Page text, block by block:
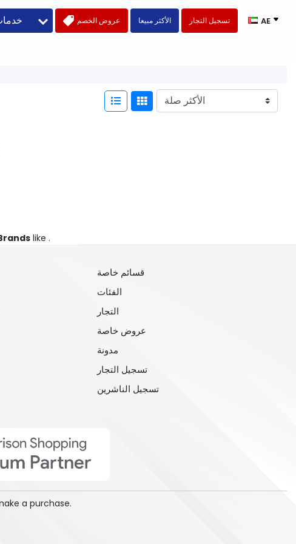
عروض الخصم الأكثر مبيعا تسجيل التجار AE
like .
قسائم خاصة
الفئات
التجار
عروض خاصة
مدونة
تسجيل التجار
تسجيل الناشرين
a purchase.